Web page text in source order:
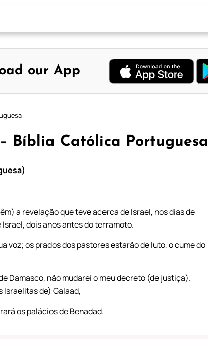
our App
Bíblia Católica Portuguesa
a revelação que teve acerca de Israel, nos dias de
Israel, dois anos antes do terramoto.
voz; os prados dos pastores estarão de luto, o cume do
Damasco, não mudarei o meu decreto (de justiça).
Israelitas de) Galaad,
os palácios de Benadad.